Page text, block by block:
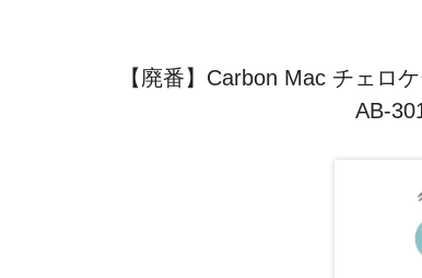
【廃番】Carbon Mac チェロ
AB-